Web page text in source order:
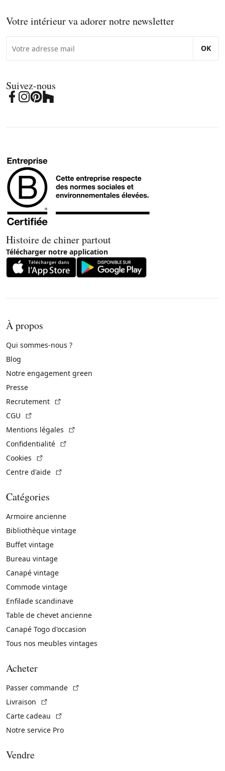
Votre intérieur va adorer notre newsletter
OK
Suivez-nous
Histoire de chiner partout
Télécharger notre application
À propos
Qui sommes-nous ?
Blog
Notre engagement green
Presse
Recrutement
CGU
Mentions légales
Confidentialité
Cookies
Centre d'aide
Catégories
Armoire ancienne
Bibliothèque vintage
Buffet vintage
Bureau vintage
Canapé vintage
Commode vintage
Enfilade scandinave
Table de chevet ancienne
Canapé Togo d'occasion
Tous nos meubles vintages
Acheter
Passer commande
Livraison
Carte cadeau
Notre service Pro
Vendre